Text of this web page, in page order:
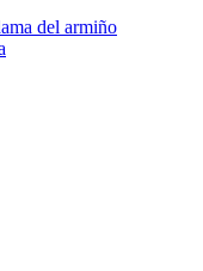
del armiño